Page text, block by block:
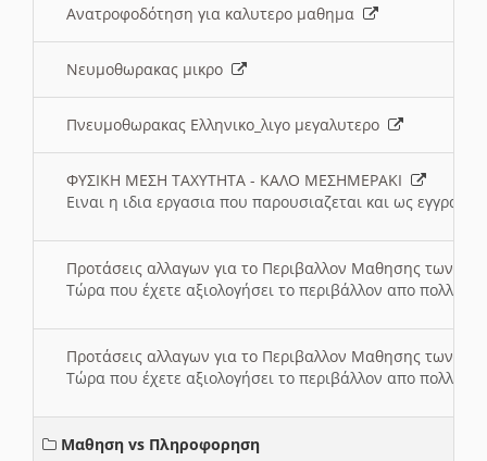
Ανατροφοδότηση για καλυτερο μαθημα
Νευμοθωρακας μικρο
Πνευμοθωρακας Ελληνικο_λιγο μεγαλυτερο
ΦΥΣΙΚΗ ΜΕΣΗ ΤΑΧΥΤΗΤΑ - ΚΑΛΟ ΜΕΣΗΜΕΡΑΚΙ
Ειναι η ιδια εργασια που παρουσιαζεται και ως
Προτάσεις αλλαγων για το Περιβαλλον Μαθησης των
Τώρα που έχετε αξιολογήσει το περιβάλλον απο πολλές
Προτάσεις αλλαγων για το Περιβαλλον Μαθησης των
Τώρα που έχετε αξιολογήσει το περιβάλλον απο πολλές
Μαθηση vs Πληροφορηση